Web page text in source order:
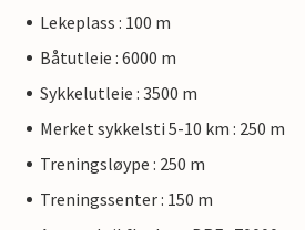
Lekeplass : 100 m
Båtutleie : 6000 m
Sykkelutleie : 3500 m
Merket sykkelsti 5-10 km : 250 m
Treningsløype : 250 m
Treningssenter : 150 m